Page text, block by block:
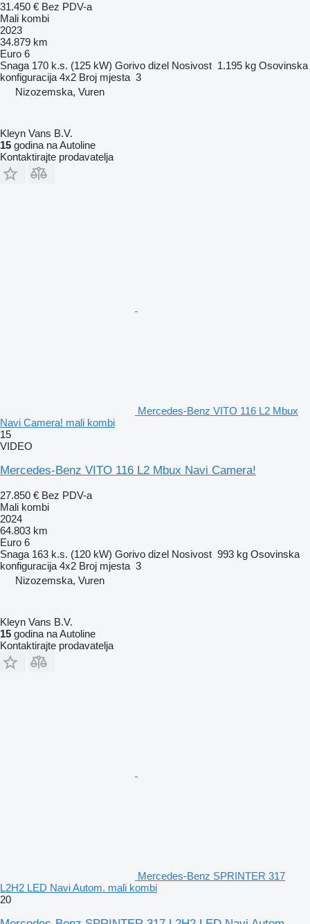
31.450 € Bez PDV-a
Mali kombi
2023
34.879 km
Euro 6
Snaga 170 k.s. (125 kW) Gorivo dizel Nosivost 1.195 kg Osovinska
konfiguracija 4x2 Broj mjesta 3
Nizozemska, Vuren
Kleyn Vans B.V.
15 godina na Autoline
Kontaktirajte prodavatelja
Mercedes-Benz VITO 116 L2 Mbux
Navi Camera! mali kombi
15
VIDEO
Mercedes-Benz VITO 116 L2 Mbux Navi Camera!
27.850 € Bez PDV-a
Mali kombi
2024
64.803 km
Euro 6
Snaga 163 k.s. (120 kW) Gorivo dizel Nosivost 993 kg Osovinska
konfiguracija 4x2 Broj mjesta 3
Nizozemska, Vuren
Kleyn Vans B.V.
15 godina na Autoline
Kontaktirajte prodavatelja
Mercedes-Benz SPRINTER 317
L2H2 LED Navi Autom. mali kombi
20